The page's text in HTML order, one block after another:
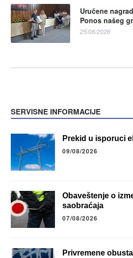
Uručene
Ponos našeg
25/06/2026
SERVISNE INFORMACIJE
Prekid u isporuci
09/08/2026
Obaveštenje o
saobraćaja
07/08/2026
Privremene